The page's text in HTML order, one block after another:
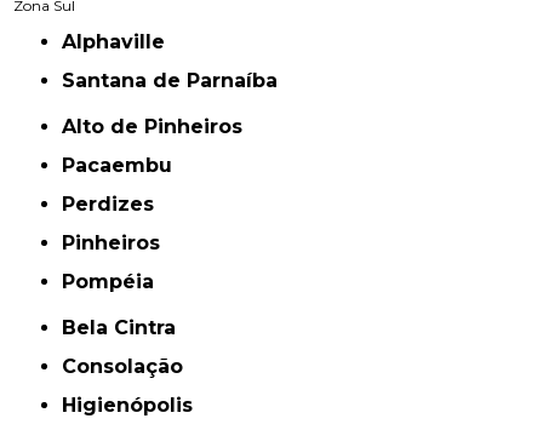
Zona Sul
Alphaville
Santana de Parnaíba
Alto de Pinheiros
Pacaembu
Perdizes
Pinheiros
Pompéia
Bela Cintra
Consolação
Higienópolis